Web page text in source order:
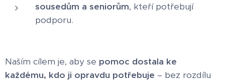
sousedům a seniorům, kteří potřebují
podporu.
Naším cílem je, aby se pomoc dostala ke
každému, kdo ji opravdu potřebuje – bez rozdílu